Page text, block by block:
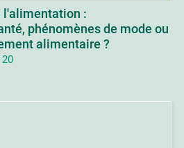
l'alimentation :
phénomènes de mode ou
alimentaire ?